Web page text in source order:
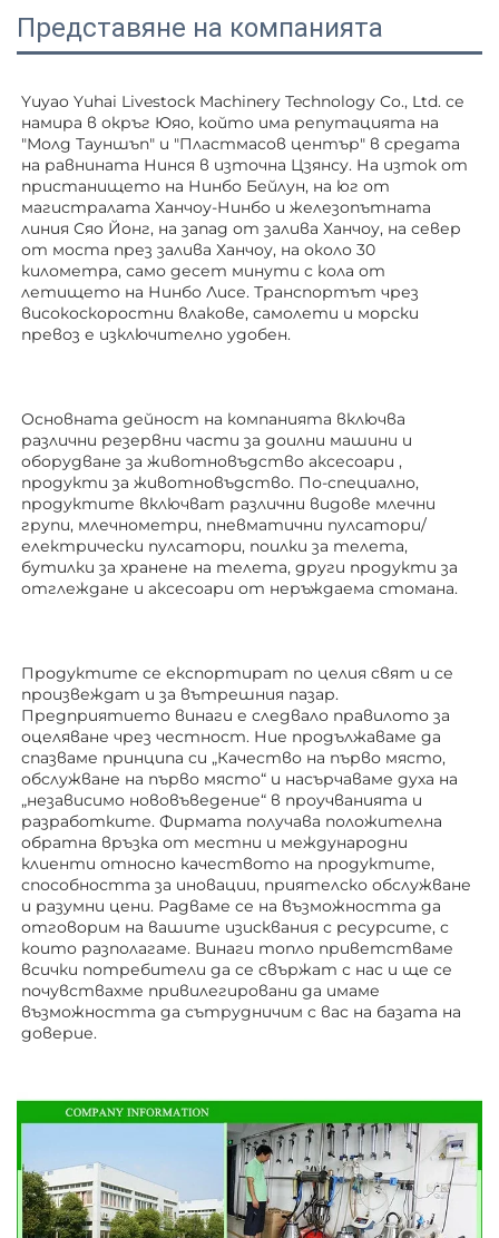
Представяне на компанията
Yuyao Yuhai Livestock Machinery Technology Co., Ltd. се
намира в окръг Юяо, който има репутацията на
"Молд Тауншъп" и "Пластмасов център" в средата
на равнината Нинся в източна Цзянсу. На изток от
пристанището на Нинбо Бейлун, на юг от
магистралата Ханчоу-Нинбо и железопътната
линия Сяо Йонг, на запад от залива Ханчоу, на север
от моста през залива Ханчоу, на около 30
километра, само десет минути с кола от
летището на Нинбо Лисе. Транспортът чрез
високоскоростни влакове, самолети и морски
превоз е изключително удобен.
Основната дейност на компанията включва
различни резервни части за доилни машини и
оборудване за животновъдство аксесоари ,
продукти за животновъдство. По-специално,
продуктите включват различни видове млечни
групи, млечнометри, пневматични пулсатори/
електрически пулсатори, поилки за телета,
бутилки за хранене на телета, други продукти за
отглеждане и аксесоари от неръждаема стомана.
Продуктите се експортират по целия свят и се
произвеждат и за вътрешния пазар.
Предприятието винаги е следвало правилото за
оцеляване чрез честност. Ние продължаваме да
спазваме принципа си „Качество на първо място,
обслужване на първо място“ и насърчаваме духа на
„независимо нововъведение“ в проучванията и
разработките. Фирмата получава положителна
обратна връзка от местни и международни
клиенти относно качеството на продуктите,
способността за иновации, приятелско обслужване
и разумни цени. Радваме се на възможността да
отговорим на вашите изисквания с ресурсите, с
които разполагаме. Винаги топло приветстваме
всички потребители да се свържат с нас и ще се
почувствахме привилегировани да имаме
възможността да сътрудничим с вас на базата на
доверие.